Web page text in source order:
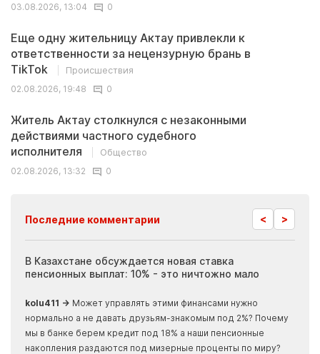
03.08.2026, 13:04
0
Еще одну жительницу Актау привлекли к
ответственности за нецензурную брань в
TikTok
Происшествия
02.08.2026, 19:48
0
Житель Актау столкнулся с незаконными
действиями частного судебного
исполнителя
Общество
02.08.2026, 13:32
0
Последние комментарии < >
В Казахстане обсуждается новая ставка
пенсионных выплат: 10% - это ничтожно мало
kolu411 → Может управлять этими финансами нужно
нормально а не давать друзьям-знакомым под 2%? Почему
мы в банке берем кредит под 18% а наши пенсионные
накопления раздаются под мизерные проценты по миру?